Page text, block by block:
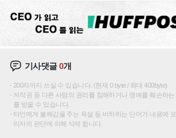
기사댓글0개
200자까지 쓰실 수 있습니다. (현재 0 byte / 최대 400byte)
저작권 등 다른 사람의 권리를 침해하거나 명예를 훼손하
를 받을 수 있습니다.
타인에게 불쾌감을 주는 욕설 등 비하하는 단어가 내용에
리자의 판단에 의해 삭제 합니다.